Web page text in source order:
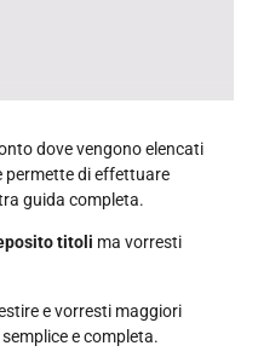
dove vengono elencati
di effettuare
guida completa.
titoli ma vorresti
e vorresti maggiori
e completa.